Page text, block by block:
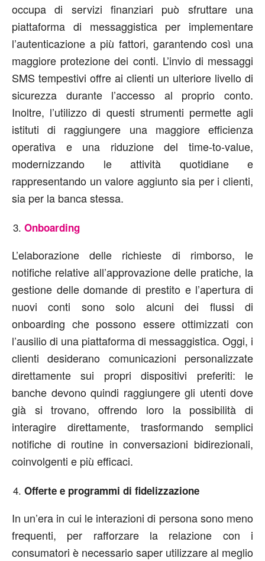
occupa di servizi finanziari può sfruttare una
piattaforma di messaggistica per implementare
l’autenticazione a più fattori, garantendo così una
maggiore protezione dei conti. L’invio di messaggi
SMS tempestivi offre ai clienti un ulteriore livello di
sicurezza durante l’accesso al proprio conto.
Inoltre, l’utilizzo di questi strumenti permette agli
istituti di raggiungere una maggiore efficienza
operativa e una riduzione del time-to-value,
modernizzando le attività quotidiane e
rappresentando un valore aggiunto sia per i clienti,
sia per la banca stessa.
Onboarding
L’elaborazione delle richieste di rimborso, le
notifiche relative all’approvazione delle pratiche, la
gestione delle domande di prestito e l’apertura di
nuovi conti sono solo alcuni dei flussi di
onboarding che possono essere ottimizzati con
l’ausilio di una piattaforma di messaggistica. Oggi, i
clienti desiderano comunicazioni personalizzate
direttamente sui propri dispositivi preferiti: le
banche devono quindi raggiungere gli utenti dove
già si trovano, offrendo loro la possibilità di
interagire direttamente, trasformando semplici
notifiche di routine in conversazioni bidirezionali,
coinvolgenti e più efficaci.
Offerte e programmi di fidelizzazione
In un’era in cui le interazioni di persona sono meno
frequenti, per rafforzare la relazione con i
consumatori è necessario saper utilizzare al meglio